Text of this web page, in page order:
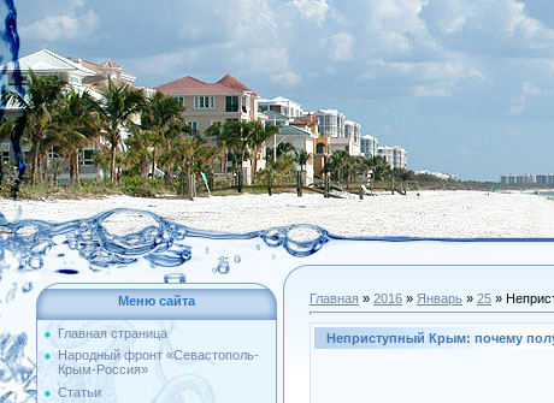
Меню сайта
Главная страница
Народный фронт «Севастополь-
Крым-Россия»
Статьи
Главная » 2016 » Январь » 25 »
Неприступный Крым: почему